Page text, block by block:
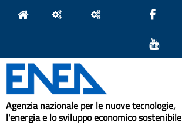
Agenzia nazionale per le nuove tecnologie,
l'energia e lo sviluppo economico sostenibile